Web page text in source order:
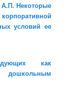
Некоторые
условий ее
как
дошкольным